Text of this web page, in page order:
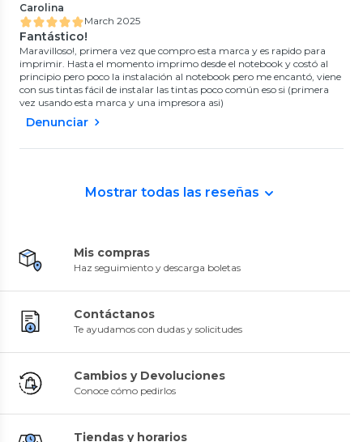
Carolina
March 2025
Fantástico!
Maravilloso!, primera vez que compro esta marca y es rapido para
imprimir. Hasta el momento imprimo desde el notebook y costó al
principio pero poco la instalación al notebook pero me encantó, viene
con sus tintas fácil de instalar las tintas poco común eso si (primera
vez usando esta marca y una impresora asi)
Denunciar
Mostrar todas las reseñas
Mis compras
Haz seguimiento y descarga boletas
Contáctanos
Te ayudamos con dudas y solicitudes
Cambios y Devoluciones
Conoce cómo pedirlos
Tiendas y horarios